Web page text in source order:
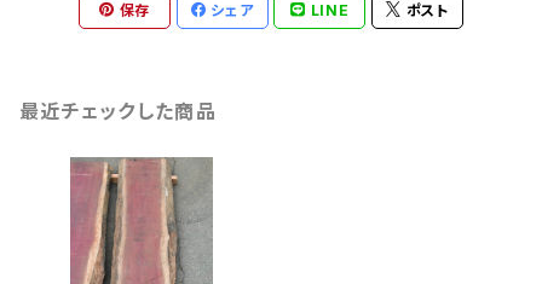
保存 シェア LINE ポスト
最近チェックした商品